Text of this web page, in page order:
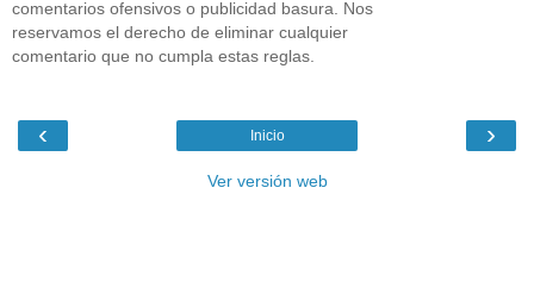
comentarios ofensivos o publicidad basura. Nos
reservamos el derecho de eliminar cualquier
comentario que no cumpla estas reglas.
‹ ›
Inicio
Ver versión web